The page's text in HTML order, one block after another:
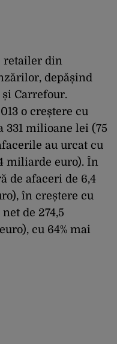
retailer din
depășind
Carrefour.
o creștere cu
331 milioane lei (75
au urcat cu
miliarde euro). În
de afaceri de 6,4
în creștere cu
de 274,5
cu 64% mai